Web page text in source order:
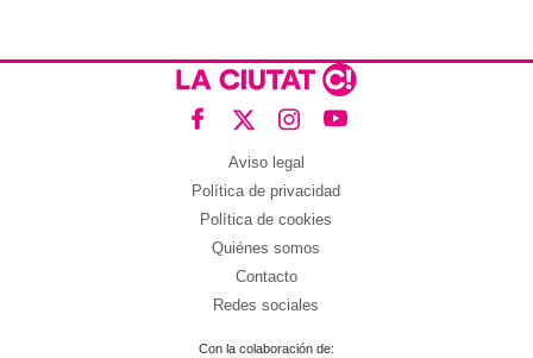
Aviso legal
Política de privacidad
Política de cookies
Quiénes somos
Contacto
Redes sociales
Con la colaboración de: